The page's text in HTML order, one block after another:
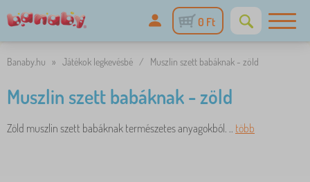
0 Ft
Banaby.hu » Játékok legkevésbé / Muszlin szett babáknak - zöld
Muszlin szett babáknak - zöld
Zöld muszlin szett babáknak természetes anyagokból. .. több